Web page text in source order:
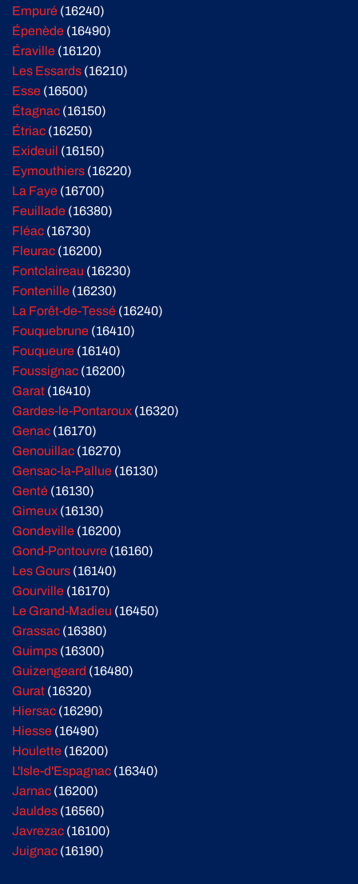
Empuré (16240)
Épenède (16490)
Éraville (16120)
Les Essards (16210)
Esse (16500)
Étagnac (16150)
Étriac (16250)
Exideuil (16150)
Eymouthiers (16220)
La Faye (16700)
Feuillade (16380)
Fléac (16730)
Fleurac (16200)
Fontclaireau (16230)
Fontenille (16230)
La Forêt-de-Tessé (16240)
Fouquebrune (16410)
Fouqueure (16140)
Foussignac (16200)
Garat (16410)
Gardes-le-Pontaroux (16320)
Genac (16170)
Genouillac (16270)
Gensac-la-Pallue (16130)
Genté (16130)
Gimeux (16130)
Gondeville (16200)
Gond-Pontouvre (16160)
Les Gours (16140)
Gourville (16170)
Le Grand-Madieu (16450)
Grassac (16380)
Guimps (16300)
Guizengeard (16480)
Gurat (16320)
Hiersac (16290)
Hiesse (16490)
Houlette (16200)
L'Isle-d'Espagnac (16340)
Jarnac (16200)
Jauldes (16560)
Javrezac (16100)
Juignac (16190)